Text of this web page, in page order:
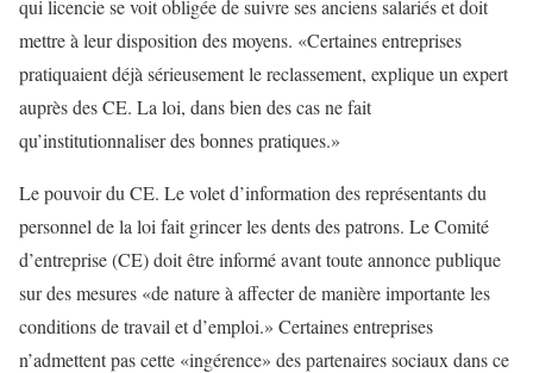
qui licencie se voit obligée de suivre ses anciens salariés et doit
mettre à leur disposition des moyens. «Certaines entreprises
pratiquaient déjà sérieusement le reclassement, explique un expert
auprès des CE. La loi, dans bien des cas ne fait
qu’institutionnaliser des bonnes pratiques.»
Le pouvoir du CE. Le volet d’information des représentants du
personnel de la loi fait grincer les dents des patrons. Le Comité
d’entreprise (CE) doit être informé avant toute annonce publique
sur des mesures «de nature à affecter de manière importante les
conditions de travail et d’emploi.» Certaines entreprises
n’admettent pas cette «ingérence» des partenaires sociaux dans ce